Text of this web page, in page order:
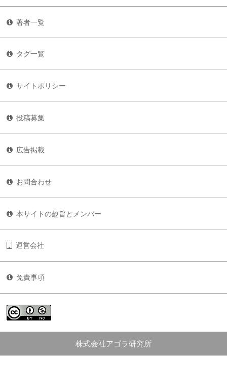
著者一覧
タグ一覧
サイトポリシー
投稿募集
広告掲載
お問合わせ
本サイトの趣旨とメンバー
運営会社
免責事項
株式会社アゴラ研究所